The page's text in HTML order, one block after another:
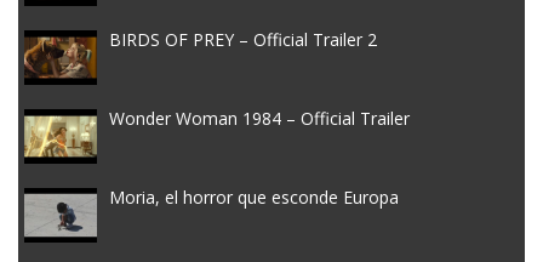
BIRDS OF PREY – Official Trailer 2
Wonder Woman 1984 – Official Trailer
Moria, el horror que esconde Europa